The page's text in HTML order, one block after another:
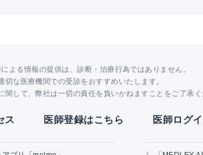
よる情報の提供は、診断・治療行為ではありません。
な医療機関での受診をおすすめいたします。
して、弊社は一切の責任を負いかねますことをご了承く
ス 医師登録はこちら 医師ログ